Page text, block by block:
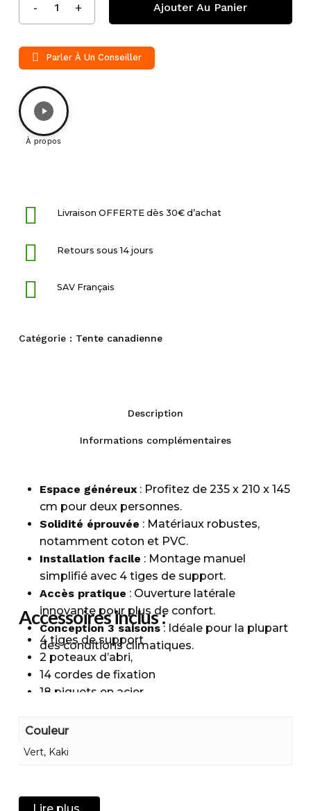
Ajouter Au Panier
Parler À Un Conseiller
À propos
Livraison OFFERTE dès 30€ d’achat
Retours sous 14 jours
SAV Français
Catégorie : Tente canadienne
Description
Informations complémentaires
Espace généreux: Profitez de 235 x 210 x 145
cm pour deux personnes.
Solidité éprouvée : Matériaux robustes,
notamment coton et PVC.
Installation facile : Montage manuel
simplifié avec 4 tiges de support.
Accès pratique : Ouverture latérale
innovante pour plus de confort.
Conception 3 saisons: Idéale pour la plupart
des conditions climatiques.
Accessoires inclus :
4 tiges de support
2 poteaux d’abri,
14 cordes de fixation
18 piquets en acier
Ruban de cerclage
ouverte : pour profitez autrement
Couleur
Vert, Kaki